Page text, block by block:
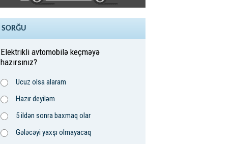
SORĞU
Elektrikli avtomobilə keçməyə
hazırsınız?
Ucuz olsa alaram
Hazır deyiləm
5 ildən sonra baxmaq olar
Gələcəyi yaxşı olmayacaq